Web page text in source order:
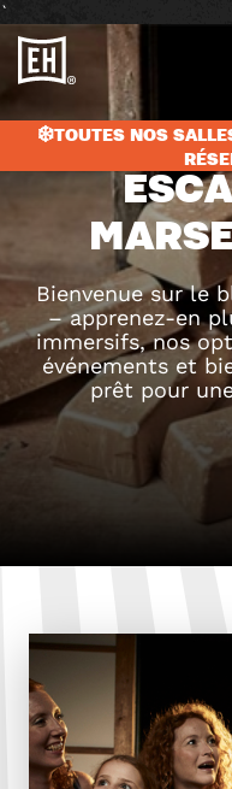
`
❄️TOUTES NOS
Bienvenue sur le
– apprenez-en
immersifs, nos
événements et
prêt pour